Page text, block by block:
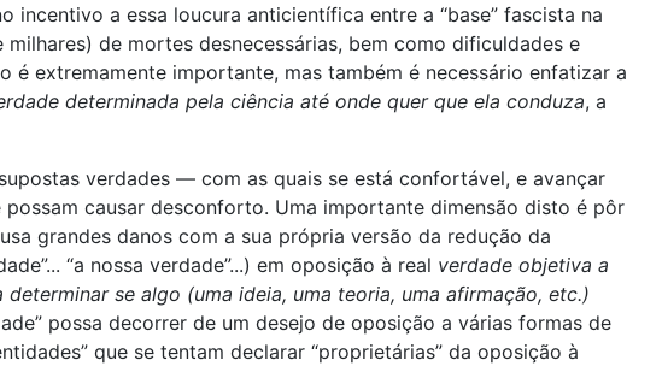
a essa loucura anticientífica entre a “base” fascista na
de mortes desnecessárias, bem como dificuldades e
é extremamente importante, mas também é necessário enfatizar a
determinada pela ciência até onde quer que ela conduza, a
verdades — com as quais se está confortável, e avançar
causar desconforto. Uma importante dimensão disto é pôr
grandes danos com a sua própria versão da redução da
“a nossa verdade”...) em oposição à real verdade objetiva a
se algo (uma ideia, uma teoria, uma afirmação, etc.)
possa decorrer de um desejo de oposição a várias formas de
que se tentam declarar “proprietárias” da oposição à